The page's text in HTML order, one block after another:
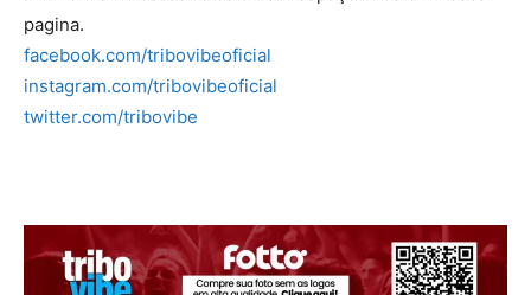
pagina.
facebook.com/tribovibeoficial
instagram.com/tribovibeoficial
twitter.com/tribovibe